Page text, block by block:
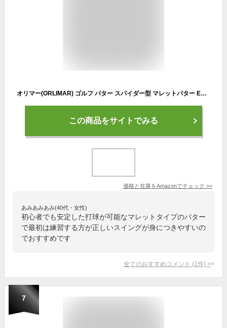
オリマー(ORLIMAR) ゴルフ パター スパイダー型 マレットパター ESPRIT PUTTER (レッド/34インチ)
この商品をサイトでみる
価格と在庫をAmazonでチェック >>
あみあみあみ(40代・女性)
初心者でも安定した打球が可能なマレットタイプのパター
で最初は練習する方が正しいスイングが身につきやすいの
でおすすめです
全てのおすすめコメント (1 件) >
7